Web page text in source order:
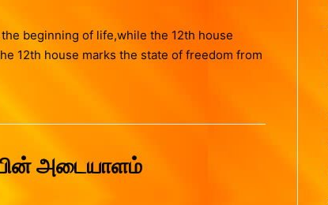
beginning of life,while the 12th house
12th house marks the state of freedom from
அடையாளம்